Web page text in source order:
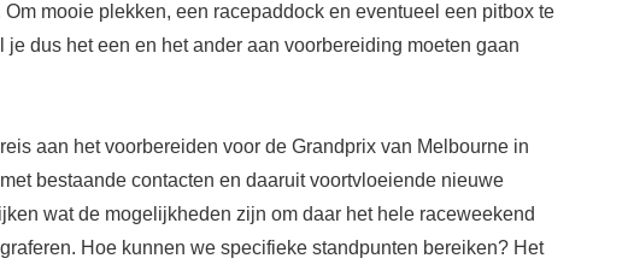
mooie plekken, een racepaddock en eventueel een pitbox te
je dus het een en het ander aan voorbereiding moeten gaan
aan het voorbereiden voor de Grandprix van Melbourne in
bestaande contacten en daaruit voortvloeiende nieuwe
wat de mogelijkheden zijn om daar het hele raceweekend
Hoe kunnen we specifieke standpunten bereiken? Het